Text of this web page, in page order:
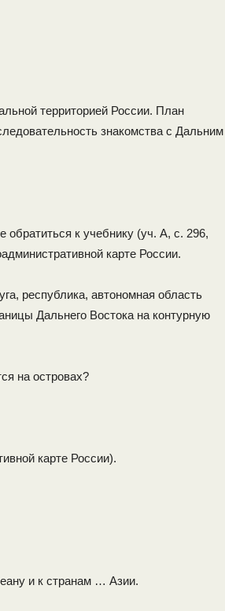
территорией России. План
знакомства с Дальним
к учеб­нику (уч. А, с. 296,
карте России.
республика, авто­номная область
Дальнего Востока на контурную
на островах?
карте России).
и к стра­нам … Азии.